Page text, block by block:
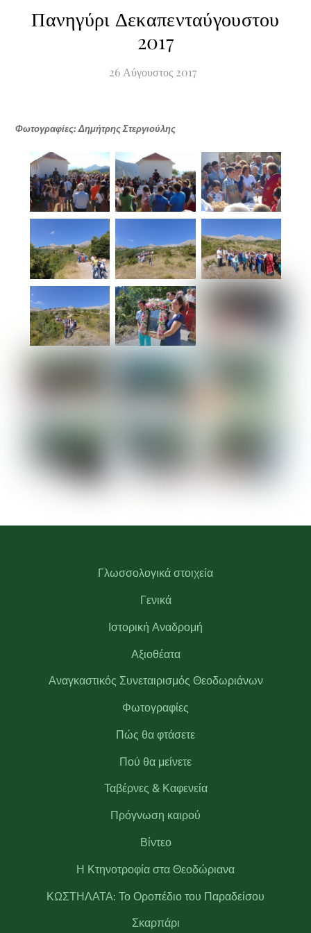
Πανηγύρι Δεκαπενταύγουστου
2017
26 Αύγουστος 2017
Φωτογραφίες: Δημήτρης Στεργιούλης
Γλωσσολογικά στοιχεία
Γενικά
Ιστορική Αναδρομή
Αξιοθέατα
Αναγκαστικός Συνεταιρισμός Θεοδωριάνων
Φωτογραφίες
Πώς θα φτάσετε
Πού θα μείνετε
Ταβέρνες & Καφενεία
Πρόγνωση καιρού
Βίντεο
Η Κτηνοτροφία στα Θεοδώριανα
ΚΩΣΤΗΛΑΤΑ: Το Οροπέδιο του Παραδείσου
Σκαρπάρι